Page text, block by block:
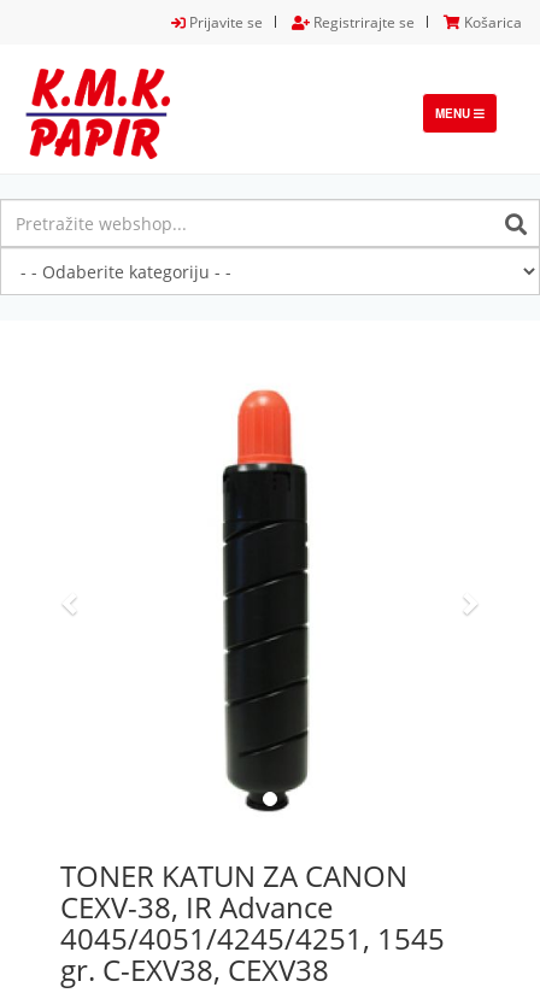
Prijavite se Registrirajte se Košarica
TOGGLE
NAVIGATION
MENU
TONER KATUN ZA CANON
CEXV-38, IR Advance
4045/4051/4245/4251, 1545
gr. C-EXV38, CEXV38